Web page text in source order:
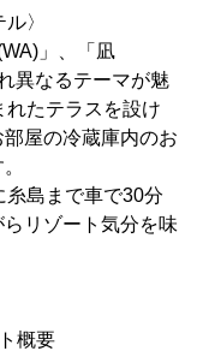
〉
」、「凪
異なるテーマが魅
たテラスを設け
屋の冷蔵庫内のお
島まで車で30分
リゾート気分を味
概要